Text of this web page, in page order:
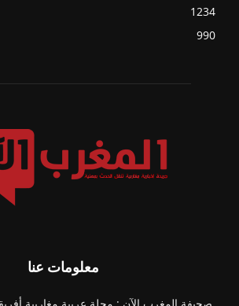
1234
990
معلومات عنا
صحيفة المغرب الآن : مجلة عربية مغاربية